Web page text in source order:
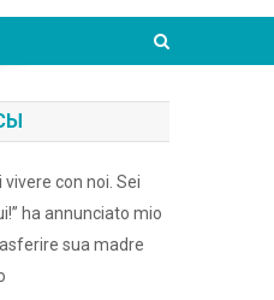
con noi. Sei
ha annunciato mio
sua madre